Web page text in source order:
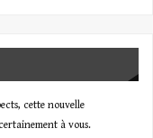
cette nouvelle
à vous.